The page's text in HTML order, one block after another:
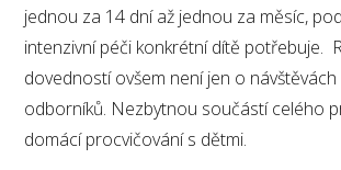
jednou za 14 dní až jednou za měsíc,
intenzivní péči konkrétní dítě potřebuje.
dovedností ovšem není jen o návštěvách
odborníků. Nezbytnou součástí celého
domácí procvičování s dětmi.